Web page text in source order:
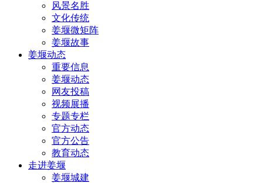
风景名胜
文化传统
姜堰微矩阵
姜堰故事
姜堰动态
重要信息
姜堰动态
网友投稿
视频展播
专题专栏
官方动态
官方公告
教育动态
走进姜堰
姜堰城建